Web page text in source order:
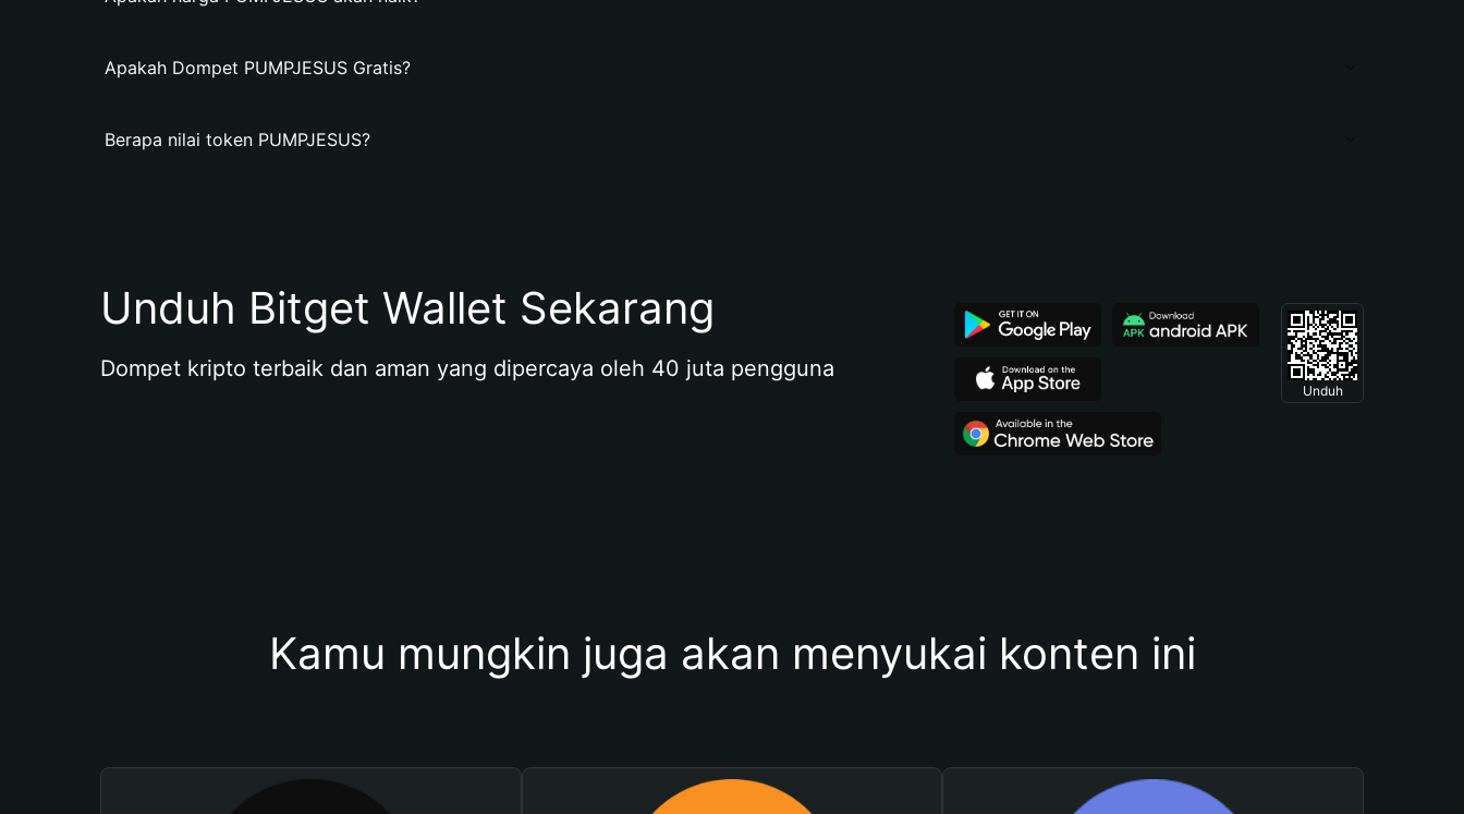
Apakah Dompet PUMPJESUS Gratis?
Berapa nilai token PUMPJESUS?
Unduh Bitget Wallet Sekarang
Dompet kripto terbaik dan aman yang dipercaya oleh 40 juta pengguna
Unduh
Kamu mungkin juga akan menyukai konten ini